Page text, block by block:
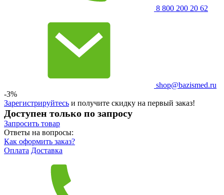
8 800 200 20 62
shop@bazismed.ru
-3%
Зарегистрируйтесь и получите скидку на первый заказ!
Доступен только по запросу
Запросить товар
Ответы на вопросы:
Как оформить заказ?
Оплата Доставка